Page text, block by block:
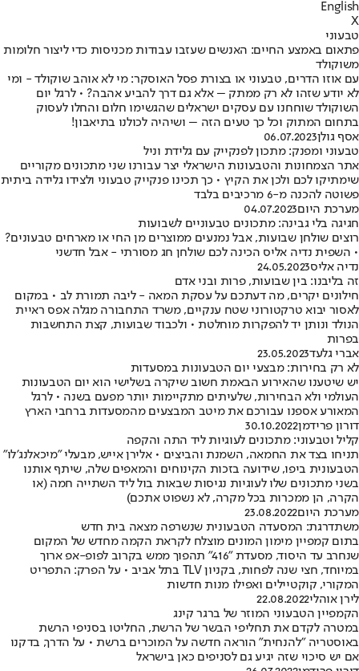
English
X
טבעוני
פתאום באמצע החיים: האנשים שעזבו עבודות מכניסות כדי ליצור חלומות
משוקולד
עם אוזו הדרים, טבעוני או בצורת פסל האוסקר: מי לא אוהב שוקולד - ומי
לא יודע שזהו לא רק ממתק – אלא גם דרך להביע אהבה? • לרגל יום
השוקולד שוחחנו עם עסקים ישראלים שהגשימו חלום והחלו לעסוק
בתחום המתוק וכל כך טעים הזה – ושיהיה לכולנו בתיאבון!
אסף גולן06.07.2023
טבעוני ומפנק: מתכון לפנקייק עם גלידת וניל
אתר הצמחונות והטבעונות הישראלי יצר עבורנו שני מתכונים מקוריים
שימתיקו לכם ולכן את הקיץ • כך תכינו פנקייק טבעוני ולצידו גלידה ביתית
פשוטה להכנה מ-6 מרכיבים בלבד
מערכת היום04.07.2023
חגיגה בלי גבינה: מתכונים טבעוניים לשבועות
רוצים שולחן שבועות, אבל נמנעים ממוצרים מן החי או מארחים טבעונים?
• השפית נדיה אליס הכינה לכם שולחן חג מסורתי - אבל חדשני
נדיה אליס24.05.2023
זה בליבנו: בין שבועות, פרות ובני אדם
חילונים יקרים, מה דעתכם על עסקת המאה - ליבה תמורת לב • במקום
לאסור יבוא טרקטורוני שטח ענקיים, משרד התחבורה מגלה אפס ראיית
הנולד ונותן יד להפקרות מוחלטת • ולכבוד שבועות, קצת התחשבות
בפרות
אברי גלעד23.05.2023
לא רק בחירות: מבצעי יום הטבעונות במסעדות
יש שיטענו שהאירוע הבאמת חשוב שיקרה בשלישי הוא יום הטבעונות
העולמי ולא הבחירות, שלעיתים מתקיימות יותר מפעם בשנה • לרגל
המאורע אספנו עבורכם את מיטב המבצעים מהמסעדות ברחבי הארץ
דורון פרידמן30.10.2022
קליל וטבעוני: מתכונים לעוגיות ליד התה והקפה
תניחו בצד את החמאה, השמנת והביצים • אלירן אייש, מבעלי "מיכאלנג'לו"
הטבעונית ביפו, שידועה בזכות הקינוחים והמאפים שלה, שיתף אותנו
בשני מתכונים שלו לעוגיות נגיסות שבאות בול ליד השתייה חמה (או
הקרה, הן ממכרות בכל מקרה, לא נשפוט אתכם)
מערכת היום23.08.2022
משתדרגת: המסעדה הטבעונית שנשרפה מצאה בית חדש
בתום קמפיין מימון המונים מוצלח לקראת הקמה מחדש של המקום
שנחרב עד היסוד, מסעדת "416" תהפוך ממש בקרוב לפופ-אפ ארוך
במיוחד, חצי שנה לפחות, בקניון TLV בתל אביב • על הפרק: התפריט
המקורי, קוקטיילים ואפילו מנות חדשות
לירן אוהלי22.08.2022
הקמפיין הטבעוני המוזר של ברגר קינג
במטרה לקדם את תחליפי הבשר של הרשת, החליטו בסניפי הרשת
באוסטריה "להנחית" הוראה חדשה על המוכרים ברשת • על הדרך, בדקנו
אם יש סיכוי שזה יגיע גם לסניפים כאן בישראל